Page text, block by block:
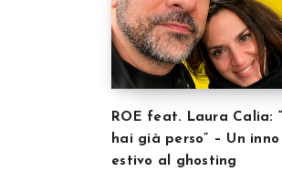
ROE feat. Laura Calia:
hai già perso” – Un
estivo al ghosting